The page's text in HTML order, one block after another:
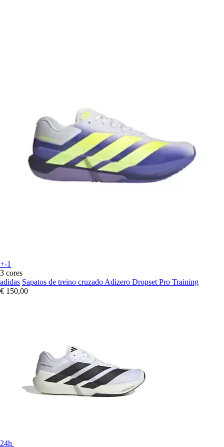
+-1
3 cores
adidas Sapatos de treino cruzado Adizero Dropset Pro Training
€ 150,00
24h